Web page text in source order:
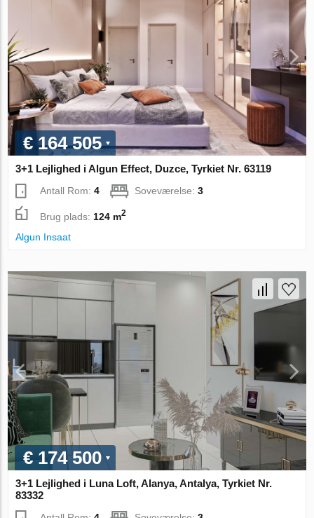
€ 164 505
3+1 Lejlighed i Algun Effect, Duzce, Tyrkiet Nr. 63119
Antall Rom:4 Soveværelse:3
Brug plads: 124 m2
Algun Insaat
€ 174 500
3+1 Lejlighed i Luna Loft, Alanya, Antalya, Tyrkiet Nr.
83332